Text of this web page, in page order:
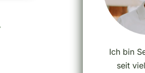
Ich bin
seit